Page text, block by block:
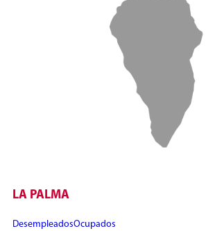
LA PALMA
DesempleadosOcupados